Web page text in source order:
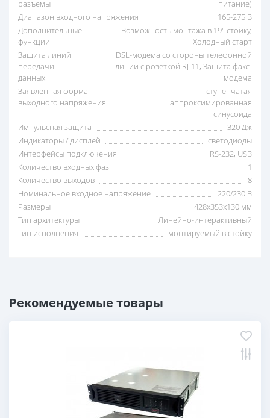
разъемы
питание)
Диапазон входного напряжения
165-275 В
Дополнительные
функции
Возможность монтажа в 19" стойку,
Холодный старт
Защита линий
передачи
данных
DSL-модема со стороны телефонной
линии с розеткой RJ-11, Защита факс-
модема
Заявленная форма
выходного напряжения
ступенчатая
аппроксимированная
синусоида
Импульсная защита
320 Дж
Индикаторы / дисплей
светодиоды
Интерфейсы подключения
RS-232, USB
Количество входных фаз
1
Количество выходов
8
Номинальное входное напряжение
220/230 В
Размеры
428х353х130 мм
Тип архитектуры
Линейно-интерактивный
Тип исполнения
монтируемый в стойку
Рекомендуемые товары